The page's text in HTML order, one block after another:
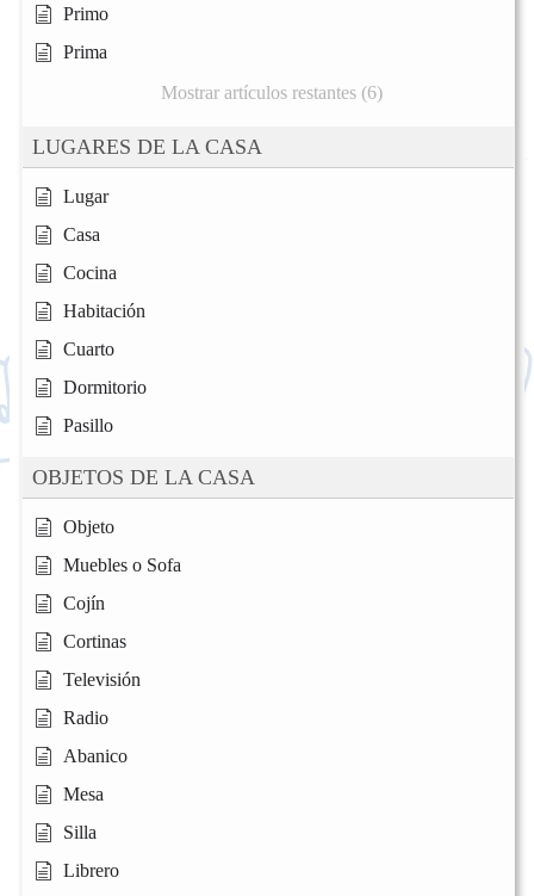
Primo
Prima
Mostrar artículos restantes (6)
LUGARES DE LA CASA
Lugar
Casa
Cocina
Habitación
Cuarto
Dormitorio
Pasillo
OBJETOS DE LA CASA
Objeto
Muebles o Sofa
Cojín
Cortinas
Televisión
Radio
Abanico
Mesa
Silla
Librero